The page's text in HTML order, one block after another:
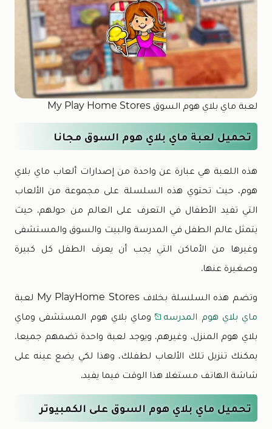
لعبة ماي بلاي هوم السوق My Play Home Stores
تحميل لعبة ماي بلاي هوم السوق مجانا
هذه اللعبة هي عبارة عن واحدة من إصدارات ألعاب ماي بلاي
هوم، حيث تحتوي هذه السلسلة على مجموعة من الألعاب
التي تفيد الأطفال في التعرف على العالم من حولهم. حيث
يتمثل عالم الطفل في المدرسة والبيت والسوق والمستشفى
وغيرها من الأماكن التي يجب أن يعرف الطفل كل كبيرة
وصغيرة عنها.
وتضم هذه السلسلة بخلاف My PlayHome Stores لعبة
ماي بلاي هوم المدرسه
وماي بلاي هوم المستشفى وماي
بلاي هوم المنزل، وغيرهم. ويوجد لعبة واحدة تضمهم جميعا.
يمكنك تنزيل تلك الألعاب لطفلك، وهذا لكي يضع عينه على
شاشة الهاتف مستغلا هذا الوقت فيما يفيد.
تحميل ماي بلاي هوم السوق على الكمبيوتر